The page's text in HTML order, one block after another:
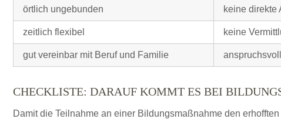
örtlich ungebunden keine direkte
zeitlich flexibel keine
gut vereinbar mit Beruf und Familie
CHECKLISTE: DARAUF KOMMT ES BEI
Damit die Teilnahme an einer Bildungsmaßnahme den